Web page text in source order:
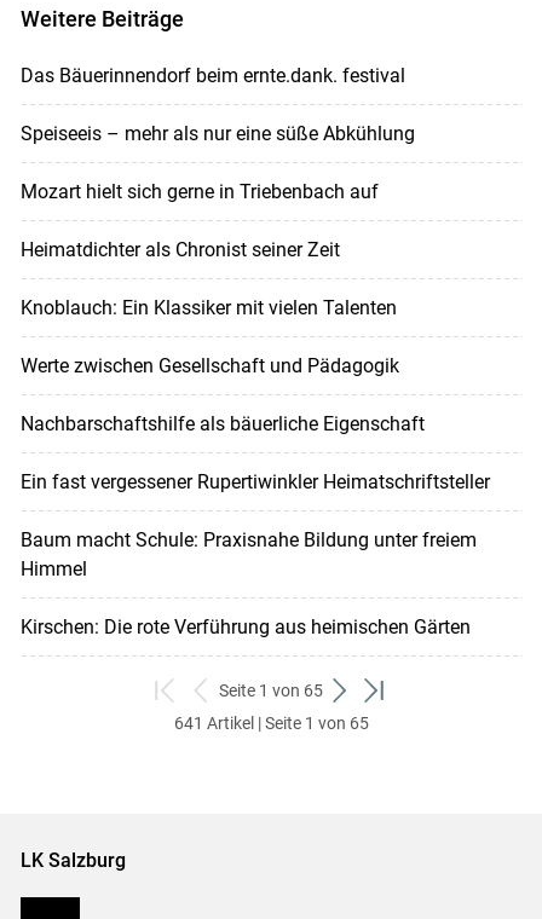
Weitere Beiträge
Das Bäuerinnendorf beim ernte.dank. festival
Speiseeis – mehr als nur eine süße Abkühlung
Mozart hielt sich gerne in Triebenbach auf
Heimatdichter als Chronist seiner Zeit
Knoblauch: Ein Klassiker mit vielen Talenten
Werte zwischen Gesellschaft und Pädagogik
Nachbarschaftshilfe als bäuerliche Eigenschaft
Ein fast vergessener Rupertiwinkler Heimatschriftsteller
Baum macht Schule: Praxisnahe Bildung unter freiem
Himmel
Kirschen: Die rote Verführung aus heimischen Gärten
zum
ersten
zurück
zum
Seite 1 von 65
weiter
zum
zum
641 Artikel | Seite 1 von 65
LK Salzburg